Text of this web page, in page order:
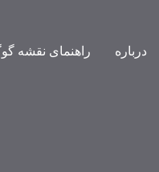
درباره راهنمای نقشه